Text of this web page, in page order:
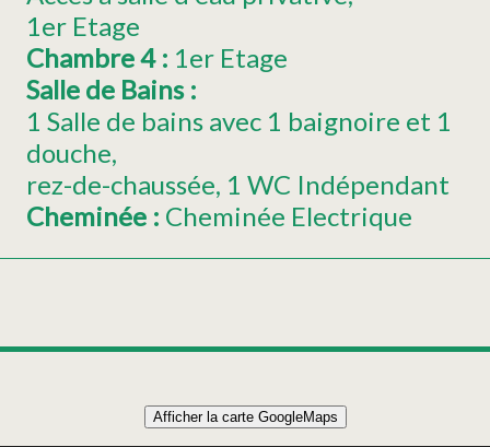
1er Etage
Chambre 4 : 1er Etage
Salle de Bains :
1 Salle de bains avec 1 baignoire et 1
douche
rez-de-chaussée 1 WC Indépendant
Cheminée : Cheminée Electrique
APPARTEMENT DUPLEX 170m² 10 PERSONNES
Afficher la carte GoogleMaps